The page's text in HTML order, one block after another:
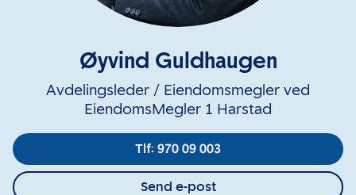
Øyvind Guldhaugen
Avdelingsleder / Eiendomsmegler ved
EiendomsMegler 1 Harstad
Tlf: 970 09 003
Send e-post